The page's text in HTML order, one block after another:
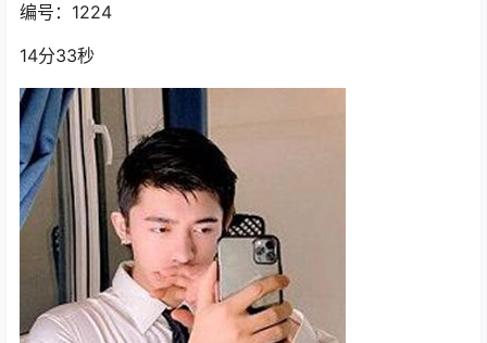
编号：1224
14分33秒